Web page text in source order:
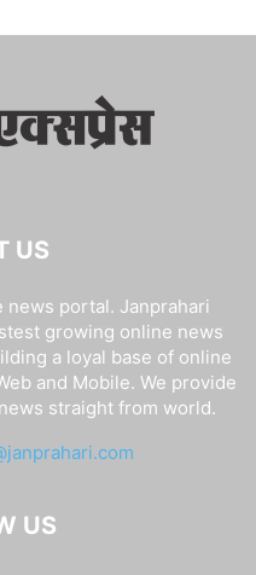
US
news portal. Janprahari
growing online news
a loyal base of online
and Mobile. We provide
straight from world.
US